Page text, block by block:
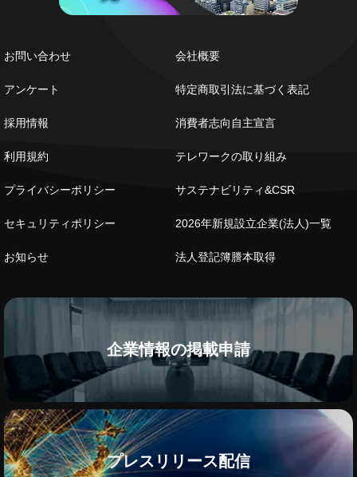
お問い合わせ
アンケート
採用情報
利用規約
プライバシーポリシー
セキュリティポリシー
お知らせ
会社概要
特定商取引法に基づく表記
消費者志向自主宣言
テレワークの取り組み
サステナビリティ&CSR
2026年新規設立企業(法人)一覧
法人登記簿謄本取得
企業情報の掲載申請
プレスリリース配信